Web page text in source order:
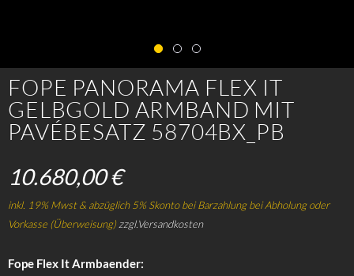
FOPE PANORAMA FLEX IT
GELBGOLD ARMBAND MIT
PAVÉBESATZ 58704BX_PB
10.680,00 €
inkl. 19% Mwst & abzüglich 5% Skonto bei Barzahlung bei Abholung oder
Vorkasse (Überweisung)zzgl.Versandkosten
Fope Flex It Armbaender: